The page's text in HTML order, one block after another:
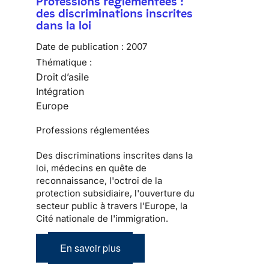
des discriminations inscrites
dans la loi
Date de publication : 2007
Thématique :
Droit d’asile
Intégration
Europe
Professions réglementées
Des discriminations inscrites dans la
loi, médecins en quête de
reconnaissance, l'octroi de la
protection subsidiaire, l'ouverture du
secteur public à travers l'Europe, la
Cité nationale de l'immigration.
En savoir plus